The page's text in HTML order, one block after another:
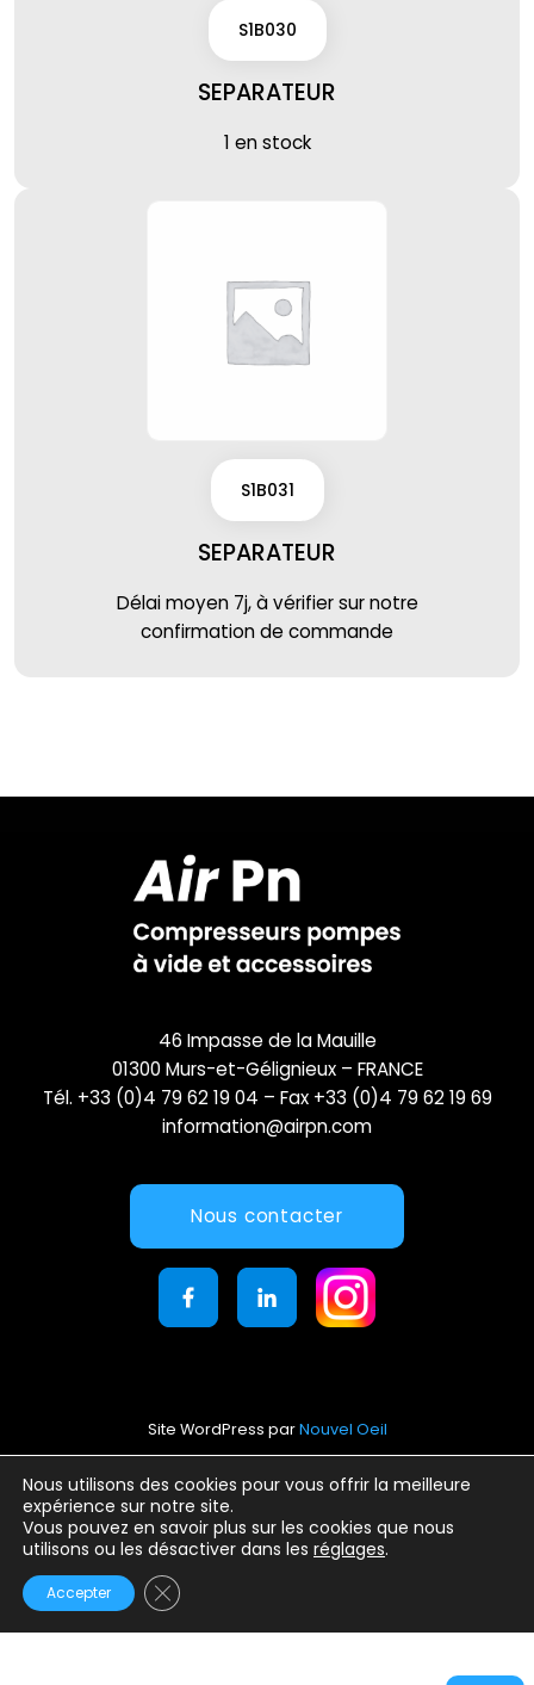
S1B030
SEPARATEUR
1 en stock
S1B031
SEPARATEUR
Délai moyen 7j, à vérifier sur notre
confirmation de commande
Nous utilisons des cookies pour vous offrir la meilleure
expérience sur notre site.
Vous pouvez en savoir plus sur les cookies que nous
utilisons ou les désactiver dans les réglages.
Accepter Fermer la bannière des cookies GDPR
46 Impasse de la Mauille
01300 Murs-et-Gélignieux – FRANCE
Tél. +33 (0)4 79 62 19 04 – Fax +33 (0)4 79 62 19 69
information@airpn.com
Nous contacter
Site WordPress parNouvel Oeil
Mentions légales
Conditions générales d’utilisation
Politique de confidentialité